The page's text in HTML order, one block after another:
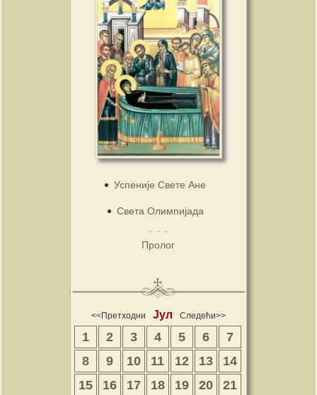
Успеније Свете Ане
Света Олимпијада
Пролог
<<Претходни Јул Следећи>>
1 2 3 4 5 6
7
8
9 10 11 12 13
14
15
16 17 18 19 20
21